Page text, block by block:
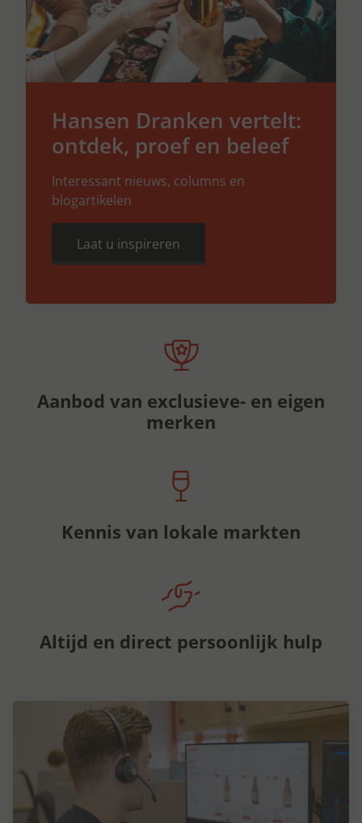
Hansen Dranken vertelt:
ontdek, proef en beleef
Interessant nieuws, columns en
blogartikelen
Laat u inspireren
Aanbod van exclusieve- en eigen
merken
Kennis van lokale markten
Altijd en direct persoonlijk hulp